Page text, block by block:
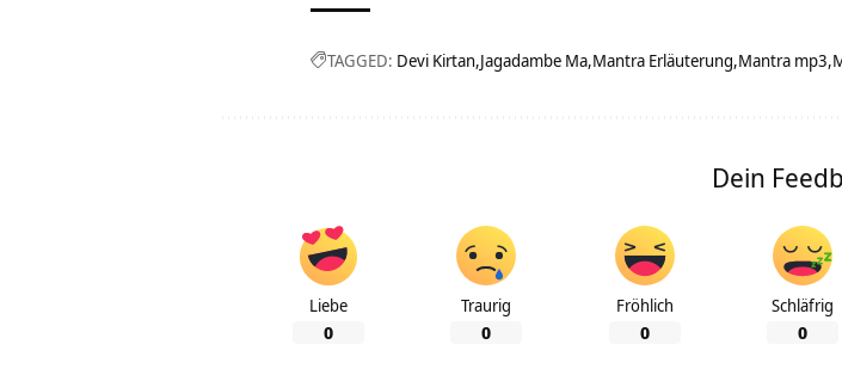
TAGGED: Devi Kirtan Jagadambe Ma Mantra Erläuterung Mantra mp3
Dein
Liebe
0
Traurig
0
Fröhlich
0
Schläfrig
0